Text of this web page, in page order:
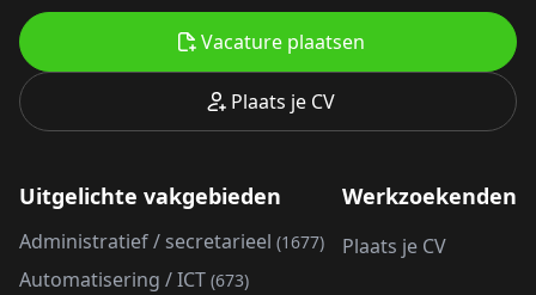
Plaats je CV
Vacature plaatsen
Uitgelichte vakgebieden
Administratief / secretarieel (1677)
Automatisering / ICT (673)
Werkzoekenden
Plaats je CV